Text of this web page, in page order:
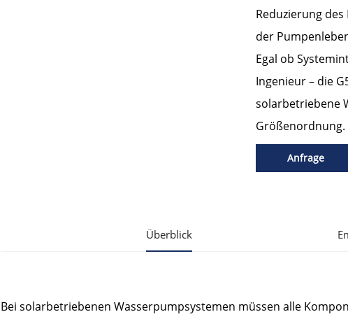
Reduzierung
der
Egal ob
Ingenieur – die
solarbetriebene
Größenordnung.
Anfrage
Überblick
Bei solarbetriebenen Wasserpumpsystemen müssen alle